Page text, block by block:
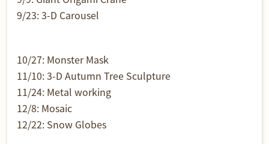
9/23: 3-D Carousel
10/27: Monster Mask
11/10: 3-D Autumn Tree Sculpture
11/24: Metal working
12/8: Mosaic
12/22: Snow Globes